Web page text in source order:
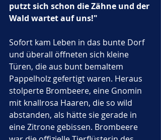
putzt sich schon die Zähne und der
Wald wartet auf uns!"
Sofort kam Leben in das bunte Dorf
und überall öffneten sich kleine
Türen, die aus bunt bemaltem
Pappelholz gefertigt waren. Heraus
stolperte Brombeere, eine Gnomin
mit knallrosa Haaren, die so wild
abstanden, als hätte sie gerade in
eine Zitrone gebissen. Brombeere